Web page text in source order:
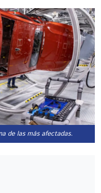
de las más afectadas.